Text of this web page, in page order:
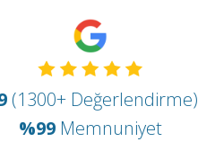
(1300+ Değerlendirme)
%99 Memnuniyet